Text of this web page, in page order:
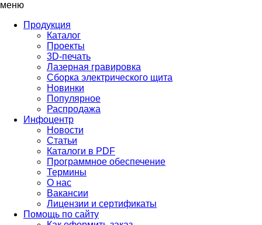
меню
Продукция
Каталог
Проекты
3D-печать
Лазерная гравировка
Сборка электрического щита
Новинки
Популярное
Распродажа
Инфоцентр
Новости
Статьи
Каталоги в PDF
Программное обеспечение
Термины
О нас
Вакансии
Лицензии и сертификаты
Помощь по сайту